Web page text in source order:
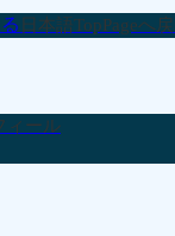
日本語TopPageへ
ィール